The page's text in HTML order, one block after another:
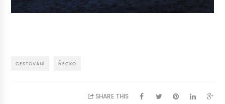
CESTOVÁNÍ ŘECKO
SHARE THIS